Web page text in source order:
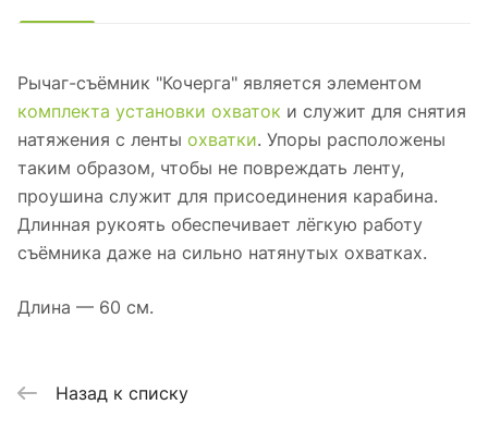
Рычаг-съёмник "Кочерга" является элементом
комплекта установки охваток и служит для снятия
натяжения с ленты охватки. Упоры расположены
таким образом, чтобы не повреждать ленту,
проушина служит для присоединения карабина.
Длинная рукоять обеспечивает лёгкую работу
съёмника даже на сильно натянутых охватках.
Длина — 60 см.
Назад к списку